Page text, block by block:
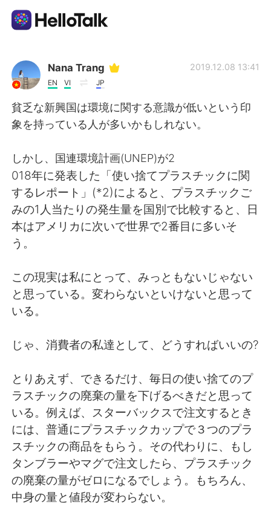
App di scambio linguistico
AI Grammar Checker
Italiano
English 简体中文
繁體中文 Español
Deutsch 日本語
한국어
Português
Nana Trang
EN VI JP
2019.12.08 13:41
貧乏な新興国は環境に関する意識が低いという印
象を持っている人が多いかもしれない。
しかし、国連環境計画(UNEP)が2
018年に発表した「使い捨てプラスチックに関
するレポート」(*2)によると、プラスチックご
みの1人当たりの発生量を国別で比較すると、日
本はアメリカに次いで世界で2番目に多いそ
う。
この現実は私にとって、みっともないじゃない
と思っている。変わらないといけないと思って
いる。
じゃ、消費者の私達として、どうすればいいの?
とりあえず、できるだけ、毎日の使い捨てのプ
ラスチックの廃棄の量を下げるべきだと思って
いる。例えば、スターバックスで注文するとき
には、普通にプラスチックカップで３つのプラ
スチックの商品をもらう。その代わりに、もし
タンブラーやマグで注文したら、プラスチック
の廃棄の量がゼロになるでしょう。もちろん、
中身の量と値段が変わらない。